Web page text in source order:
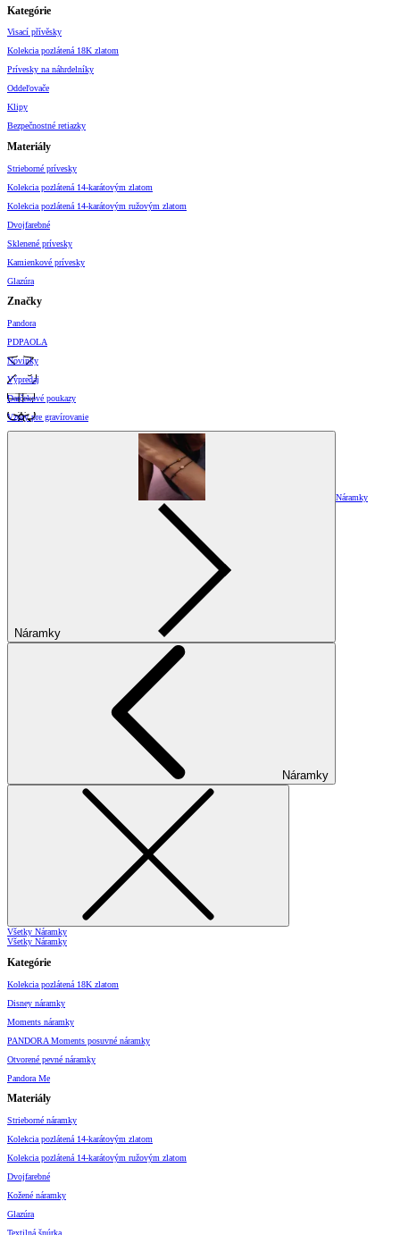
Kategórie
Visací přívěsky
Kolekcia pozlátená 18K zlatom
Prívesky na náhrdelníky
Oddeľovače
Klipy
Bezpečnostné retiazky
Materiály
Strieborné prívesky
Kolekcia pozlátená 14-karátovým zlatom
Kolekcia pozlátená 14-karátovým ružovým zlatom
Dvojfarebné
Sklenené prívesky
Kamienkové prívesky
Glazúra
Značky
Pandora
PDPAOLA
Novinky
Výpredaj
Darčekové poukazy
Vzory pre gravírovanie
Náramky
Náramky
Náramky
Všetky Náramky
Všetky Náramky
Kategórie
Kolekcia pozlátená 18K zlatom
Disney náramky
Moments náramky
PANDORA Moments posuvné náramky
Otvorené pevné náramky
Pandora Me
Materiály
Strieborné náramky
Kolekcia pozlátená 14-karátovým zlatom
Kolekcia pozlátená 14-karátovým ružovým zlatom
Dvojfarebné
Kožené náramky
Glazúra
Textilná šnúrka